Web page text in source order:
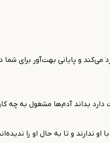
می‌کند و پایانی بهت‌آور برای شما
دارد بداند آدم‌ها مشغول به چه
ندارند و تا به حال او را